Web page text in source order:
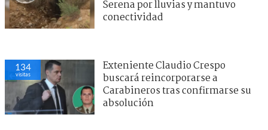
Serena por lluvias y mantuvo
conectividad
134
visitas
Exteniente Claudio Crespo
buscará reincorporarse a
Carabineros tras confirmarse su
absolución